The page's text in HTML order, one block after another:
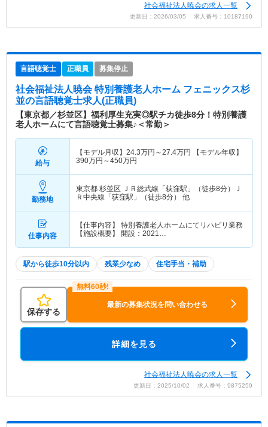
社会福祉法人暁会の求人一覧
更新日：2026/03/05 求人番号：10187190
言語聴覚士 正職員 募集停止
社会福祉法人暁会 特別養護老人ホーム フェニックス杉
並の言語聴覚士求人(正職員)
【東京都／杉並区】福利厚生充実◎駅チカ徒歩8分！特別養護
老人ホームにて言語聴覚士募集♪＜常勤＞
給与
【モデル月収】 24.3万円～27.4万円 【モデル年収】
390万円～450万円
勤務地
東京都 杉並区
ＪＲ総武線「荻窪駅」（徒歩8分）Ｊ
Ｒ中央線「荻窪駅」（徒歩8分） 他
仕事内容
【仕事内容】 特別養護老人ホームにてリハビリ業務
【施設概要】 開設：2021…
駅から徒歩10分以内 残業少なめ 住宅手当・補助
保存する
最新の募集状況を問い合わせる
詳細を見る
社会福祉法人暁会の求人一覧
更新日：2025/10/02 求人番号：9875259